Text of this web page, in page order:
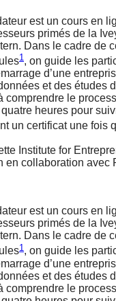
est un cours en
primés de la
Dans le cadre de
1 , on guide les
d’une
et des études
comprendre le
quatre heures pour
un certificat une fois
Institute for
en collaboration avec
est un cours en
primés de la
Dans le cadre de
1 , on guide les
d’une
et des études
comprendre le